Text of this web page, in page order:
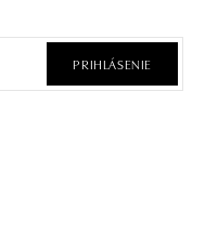
PRIHLÁSENIE